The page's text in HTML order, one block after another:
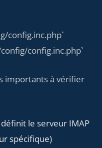
config.inc.php`
config.inc.php`
importants à vérifier
le serveur IMAP
spécifique)